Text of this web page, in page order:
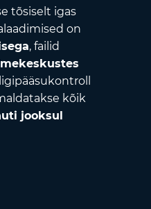
tõsiselt igas
on
, failid
kõik
jooksul